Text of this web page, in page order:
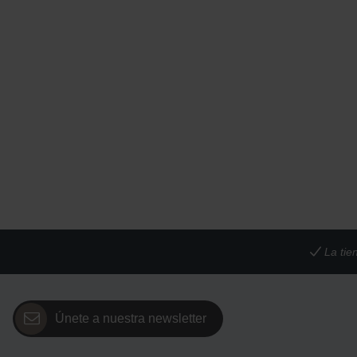
La
Únete a nuestra newsletter